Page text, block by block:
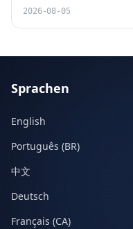
2026-08-05
Sprachen
English
Português (BR)
中文
Deutsch
Français (CA)